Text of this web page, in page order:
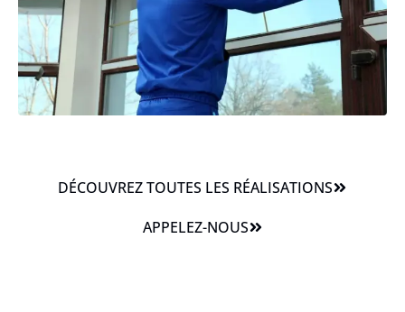
DÉCOUVREZ TOUTES LES RÉALISATIONS
APPELEZ-NOUS